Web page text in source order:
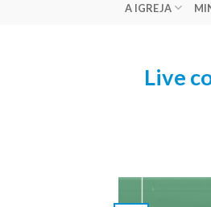
A IGREJA
Live